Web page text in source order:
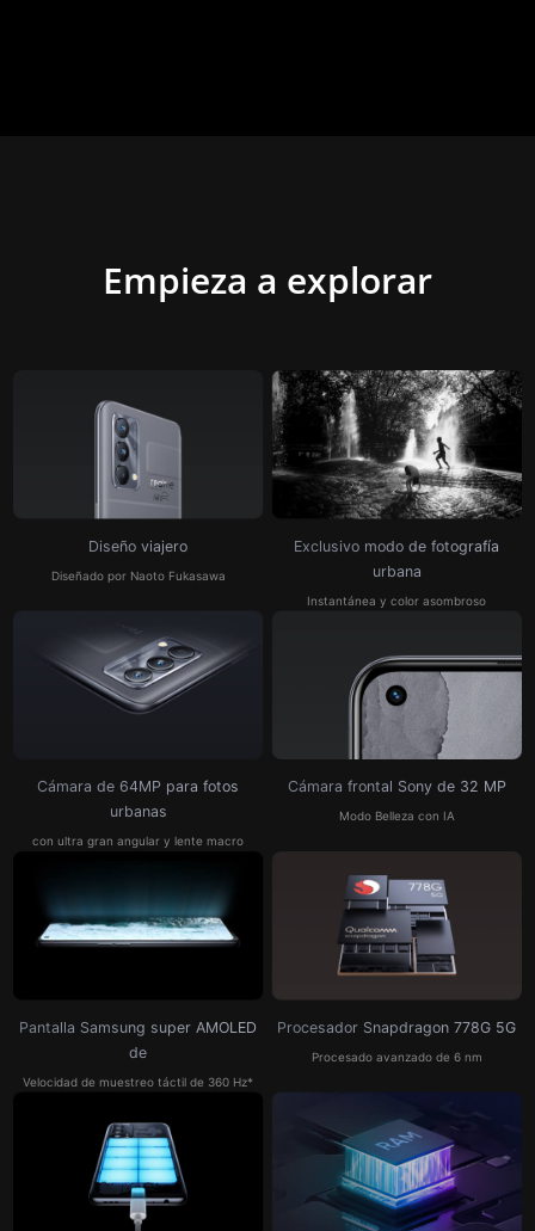
Empieza a explorar
Diseño viajero
Diseñado por Naoto Fukasawa
Exclusivo modo de fotografía
urbana
Instantánea y color asombroso
Cámara de 64MP para fotos
urbanas
con ultra gran angular y lente macro
Cámara frontal Sony de 32 MP
Modo Belleza con IA
Pantalla Samsung super AMOLED
de
Velocidad de muestreo táctil de 360 Hz*
Procesador Snapdragon 778G 5G
Procesado avanzado de 6 nm